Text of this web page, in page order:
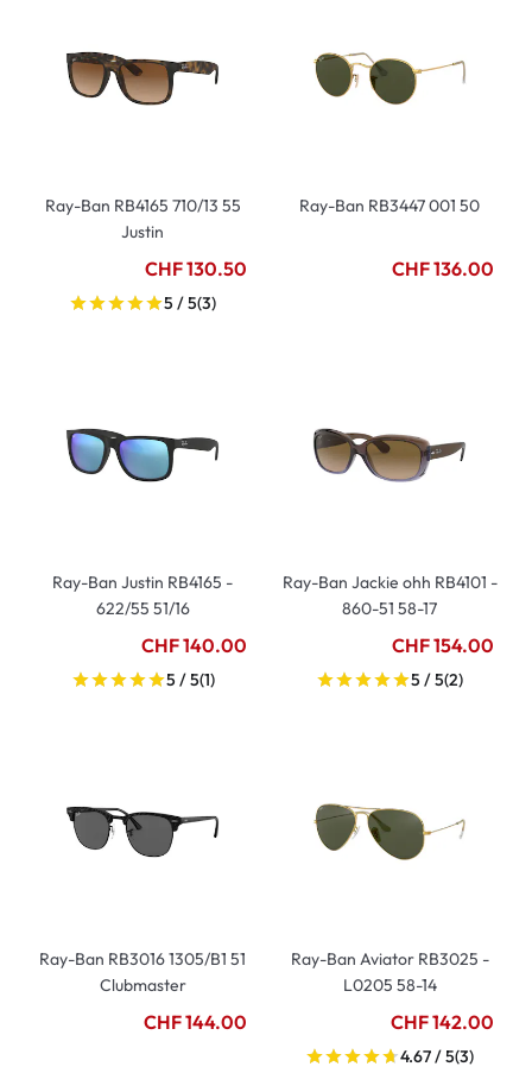
Ray-Ban RB4165 710/13 55
Justin
CHF 130.50
5 / 5(3)
Ray-Ban RB3447 001 50
CHF 136.00
Ray-Ban Justin RB4165 -
622/55 51/16
CHF 140.00
5 / 5(1)
Ray-Ban Jackie ohh RB4101 -
860-51 58-17
CHF 154.00
5 / 5(2)
Ray-Ban RB3016 1305/B1 51
Clubmaster
CHF 144.00
Ray-Ban Aviator RB3025 -
L0205 58-14
CHF 142.00
4.67 / 5(3)